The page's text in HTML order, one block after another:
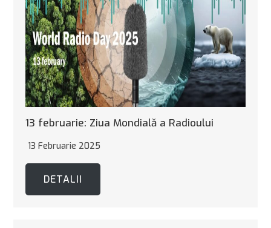
13 februarie: Ziua Mondială a Radioului
13 Februarie 2025
DETALII